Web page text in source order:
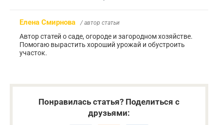
Елена Смирнова / автор статьи
Автор статей о саде, огороде и загородном хозяйстве.
Помогаю вырастить хороший урожай и обустроить
участок.
Понравилась статья? Поделиться с
друзьями: